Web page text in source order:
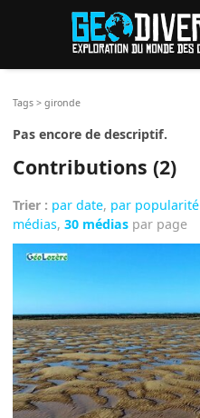
Tags >gironde
Pas encore de descriptif.
Contributions (2)
Trier : par date, par popularité
médias,30 médias par page